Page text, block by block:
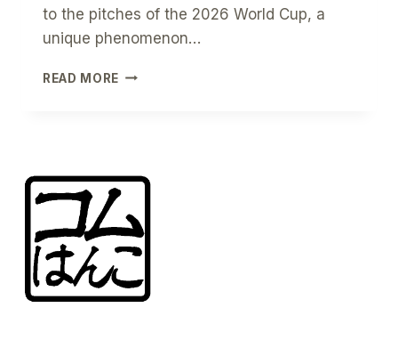
to the pitches of the 2026 World Cup, a
unique phenomenon…
READ MORE 2026
BLUE
THE
SPIRIT
OF
“TATSU
TORI”